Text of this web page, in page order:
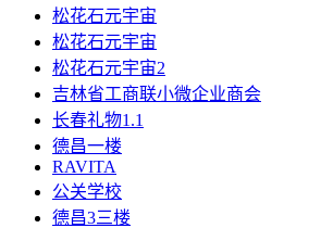
松花石元宇宙
松花石元宇宙
松花石元宇宙2
吉林省工商联小微企业商会
长春礼物1.1
德昌一楼
RAVITA
公关学校
德昌3三楼